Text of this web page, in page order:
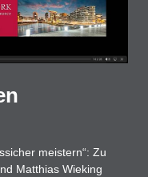
meistern“: Zu
Matthias Wieking